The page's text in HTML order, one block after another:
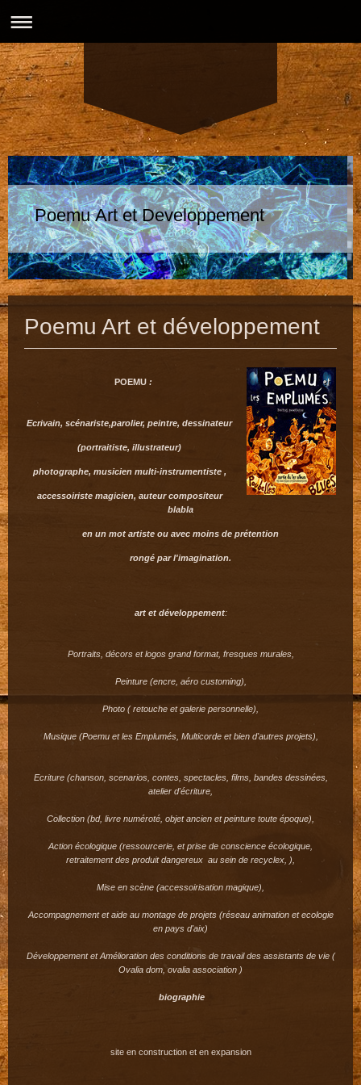
Poemu Art et Developpement
Poemu Art et développement
POEMU :
Ecrivain, scénariste,parolier, peintre, dessinateur
(portraitiste, illustrateur)
photographe, musicien multi-instrumentiste ,
accessoiriste magicien, auteur compositeur
blabla
en un mot artiste ou avec moins de prétention
rongé par l'imagination.
art et développement:
Portraits, décors et logos grand format, fresques murales,
Peinture (encre, aéro customing),
Photo ( retouche et galerie personnelle),
Musique (Poemu et les Emplumés, Multicorde et bien d'autres projets),
Ecriture (chanson, scenarios, contes, spectacles, films, bandes dessinées,
atelier d'écriture,
Collection (bd, livre numéroté, objet ancien et peinture toute époque),
Action écologique (ressourcerie, et prise de conscience écologique,
retraitement des produit dangereux au sein de recyclex, ),
Mise en scène (accessoirisation magique),
Accompagnement et aide au montage de projets (réseau animation et ecologie
en pays d'aix)
Développement et Amélioration des conditions de travail des assistants de vie (
Ovalia dom, ovalia association )
biographie
site en construction et en expansion